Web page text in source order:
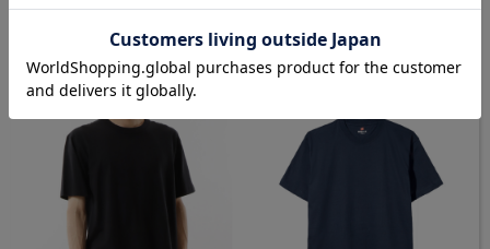
[ 010.ホワイト ] [ 060.ヘザーグレー ]